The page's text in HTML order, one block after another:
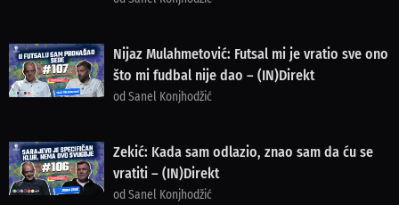
Nijaz Mulahmetović: Futsal mi je vratio sve ono
što mi fudbal nije dao – (IN)Direkt
od Sanel Konjhodžić
Zekić: Kada sam odlazio, znao sam da ću se
vratiti – (IN)Direkt
od Sanel Konjhodžić